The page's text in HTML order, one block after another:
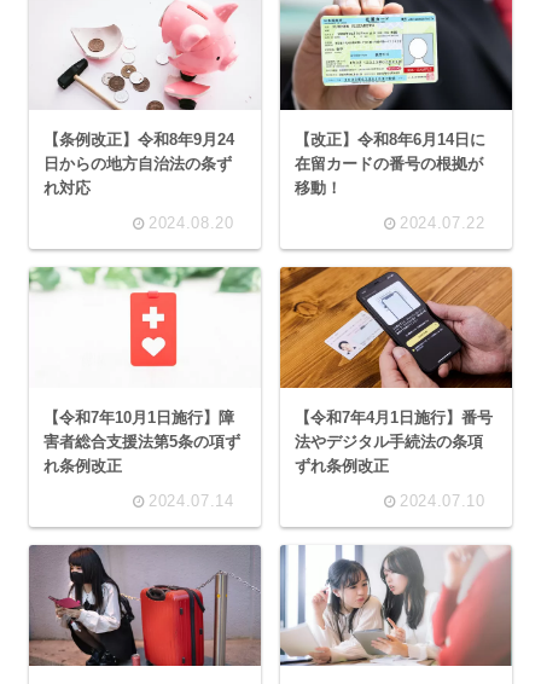
【条例改正】令和8年9月24
日からの地方自治法の条ず
れ対応
2024.08.20
【改正】令和8年6月14日に
在留カードの番号の根拠が
移動！
2024.07.22
【令和7年10月1日施行】障
害者総合支援法第5条の項ず
れ条例改正
2024.07.14
【令和7年4月1日施行】番号
法やデジタル手続法の条項
ずれ条例改正
2024.07.10